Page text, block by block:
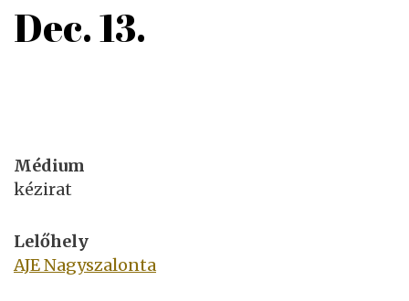
Dec. 13.
Médium
kézirat
Lelőhely
AJE Nagyszalonta